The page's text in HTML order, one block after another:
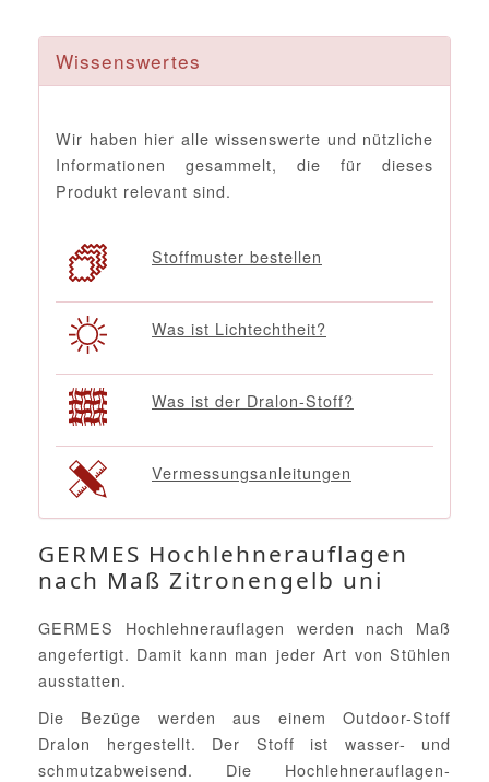
Wissenswertes
Wir haben hier alle wissenswerte und nützliche
Informationen gesammelt, die für dieses
Produkt relevant sind.
Stoffmuster bestellen
Was ist Lichtechtheit?
Was ist der Dralon-Stoff?
Vermessungsanleitungen
GERMES Hochlehnerauflagen
nach Maß Zitronengelb uni
GERMES Hochlehnerauflagen werden nach Maß
angefertigt. Damit kann man jeder Art von Stühlen
ausstatten.
Die Bezüge werden aus einem Outdoor-Stoff
Dralon hergestellt. Der Stoff ist wasser- und
schmutzabweisend. Die Hochlehnerauflagen-